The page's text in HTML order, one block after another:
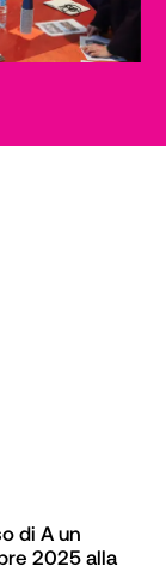
di A un